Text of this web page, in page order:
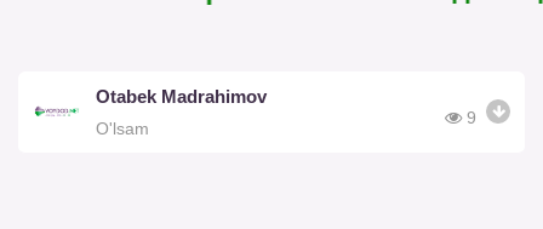
Otabek Madrahimov
O'lsam
9